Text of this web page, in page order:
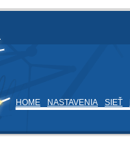
HOME NASTAVENIA SIEŤ